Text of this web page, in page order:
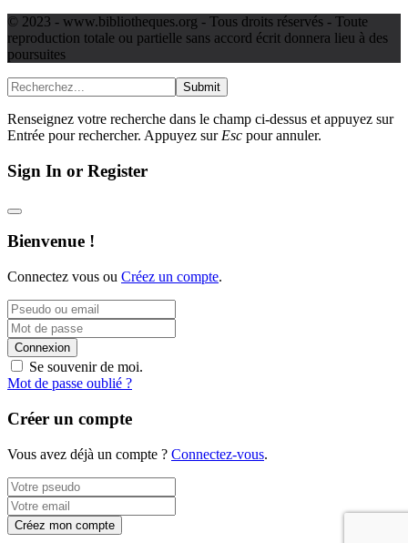
© 2023 - www.bibliotheques.org - Tous droits réservés - Toute
reproduction totale ou partielle sans accord écrit donnera lieu à des
poursuites
Submit
Renseignez votre recherche dans le champ ci-dessus et appuyez sur
Entrée pour rechercher. Appuyez sur Esc pour annuler.
Sign In or Register
Bienvenue !
Connectez vous ou Créez un compte.
Connexion
Se souvenir de moi.
Mot de passe oublié ?
Créer un compte
Vous avez déjà un compte ? Connectez-vous.
Créez mon compte